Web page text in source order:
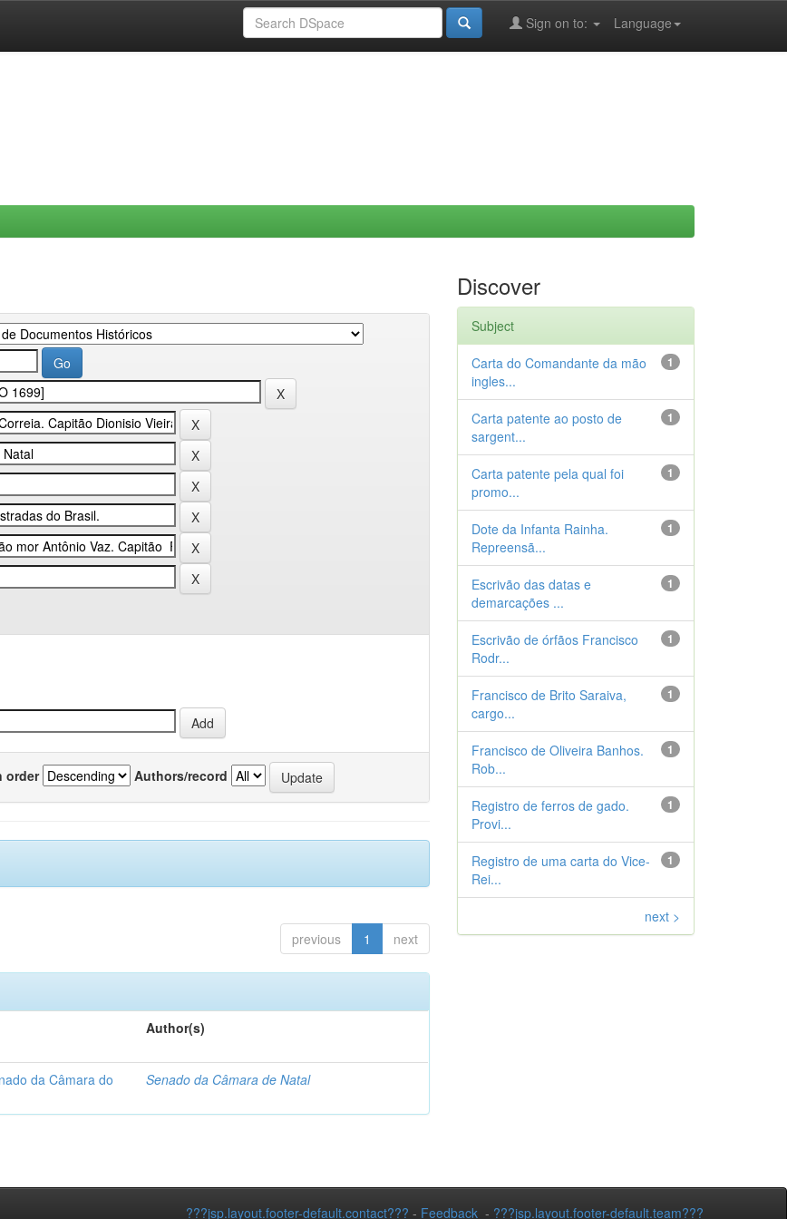
Language
Sign on to:
order Authors/record
previous 1 next
Author(s)
da Câmara do
Senado da Câmara de Natal
Discover
Subject
1
Carta do Comandante da mão
ingles...
1
Carta patente ao posto de
sargent...
1
Carta patente pela qual foi
promo...
1
Dote da Infanta Rainha.
Repreensã...
1
Escrivão das datas e
demarcações ...
1
Escrivão de órfãos Francisco
Rodr...
1
Francisco de Brito Saraiva,
cargo...
1
Francisco de Oliveira Banhos.
Rob...
1
Registro de ferros de gado.
Provi...
1
Registro de uma carta do Vice-
Rei...
next >
???jsp.layout.footer-default.contact??? - Feedback - ???jsp.layout.footer-default.team???